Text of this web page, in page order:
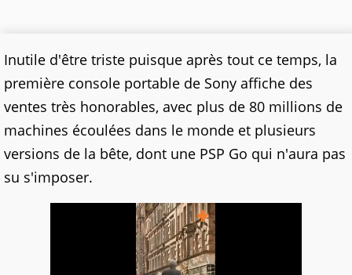
Inutile d'être triste puisque après tout ce temps, la
première console portable de Sony affiche des
ventes très honorables, avec plus de 80 millions de
machines écoulées dans le monde et plusieurs
versions de la bête, dont une PSP Go qui n'aura pas
su s'imposer.